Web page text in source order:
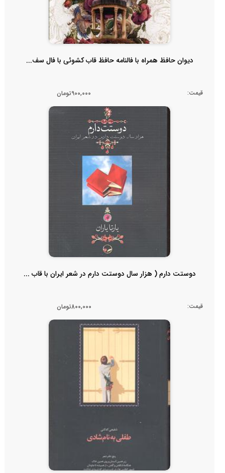
دیوان حافظ همراه با فالنامه حافظ قاب کشوئی با فال سف...
قیمت: 900,000تومان
دوستت دارم ( هزار سال دوستت دارم در شعر ایران با قاب ...
قیمت: 800,000تومان